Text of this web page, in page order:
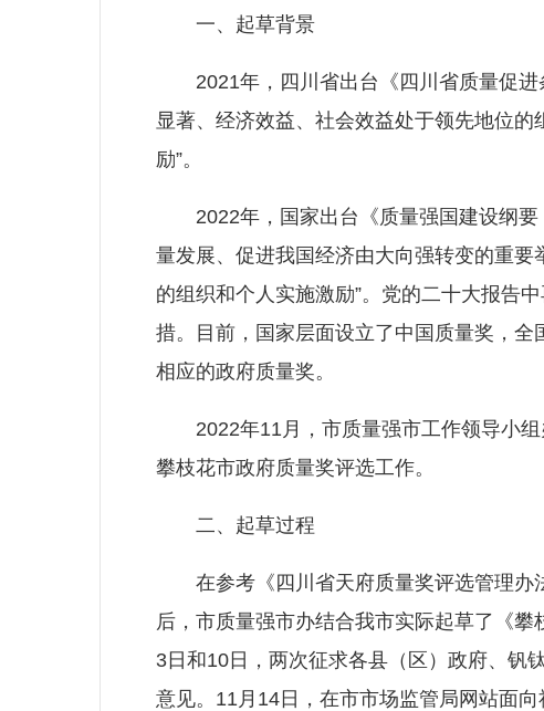
一、起草背景
2021年，四川省出台《四川省质量促进
显著、经济效益、社会效益处于领先地位
励”。
2022年，国家出台《质量强国建设纲要
量发展、促进我国经济由大向强转变的重要
的组织和个人实施激励”。党的二十大报告
措。目前，国家层面设立了中国质量奖，
相应的政府质量奖。
2022年11月，市质量强市工作领导小组
攀枝花市政府质量奖评选工作。
二、起草过程
在参考《四川省天府质量奖评选管理办
后，市质量强市办结合我市实际起草了《
3日和10日，两次征求各县（区）政府、钒
意见。11月14日，在市市场监管局网站面